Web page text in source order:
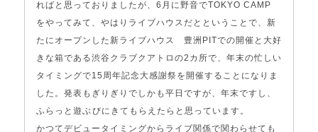
ればと思っておりましたが、6月に野音でTOKYO CAMP
をやってみて、やはりライブハウスだとということで、新
たにオープンした新ライブハウス 豊洲PITでの開催と大好
きな箱である渋谷クラブクアトロの2カ所で、年末の忙しい
タイミングで15周年記念大感謝祭を開催することになりま
した。発表もぎりぎりでしかも平日ですが、年末ですし、
ふらっと遊ぶびにきてもらえたらと思っています。
かつてデビュータイミングからライブ関係で関わらせても